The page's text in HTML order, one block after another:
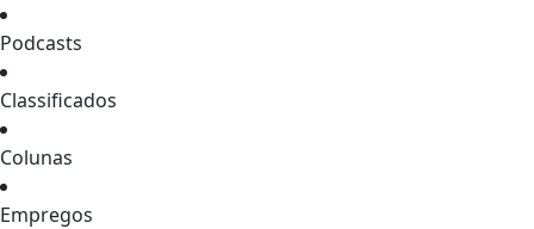
Podcasts
Classificados
Colunas
Empregos